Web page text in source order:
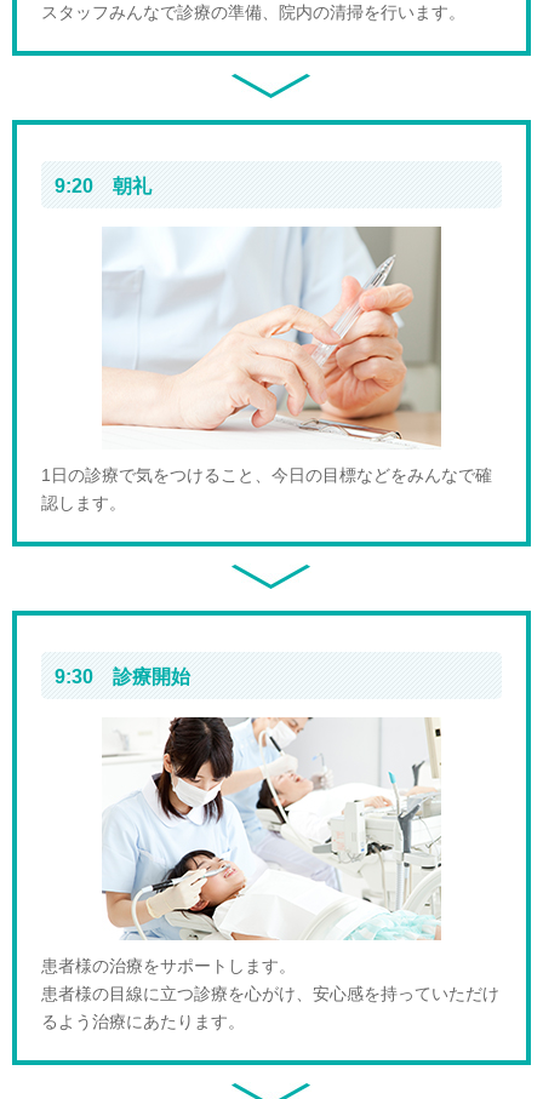
スタッフみんなで診療の準備、院内の清掃を行います。
9:20 朝礼
1日の診療で気をつけること、今日の目標などをみんなで確
認します。
9:30 診療開始
患者様の治療をサポートします。
患者様の目線に立つ診療を心がけ、安心感を持っていただけ
るよう治療にあたります。